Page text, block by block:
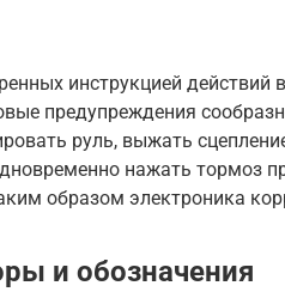
инструкцией действий
предупреждения
руль, выжать
нажать тормоз
образом электроника
и обозначения